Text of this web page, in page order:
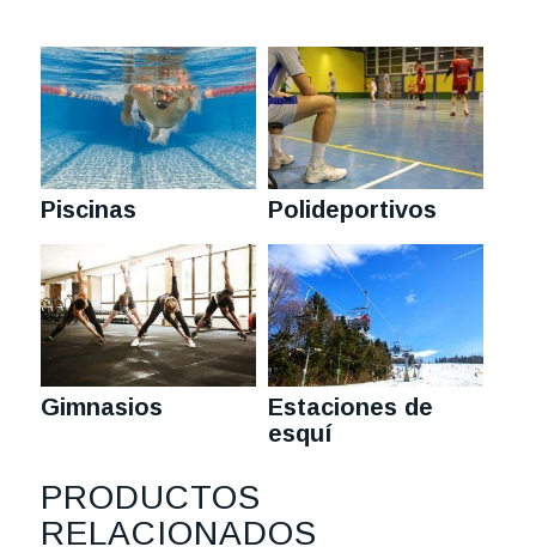
Piscinas Polideportivos
Gimnasios
Estaciones de
esquí
PRODUCTOS
RELACIONADOS